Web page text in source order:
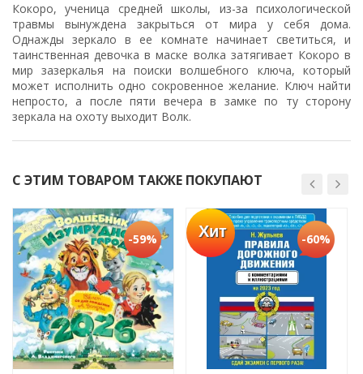
Кокоро, ученица средней школы, из-за психологической
травмы вынуждена закрыться от мира у себя дома.
Однажды зеркало в ее комнате начинает светиться, и
таинственная девочка в маске волка затягивает Кокоро в
мир зазеркалья на поиски волшебного ключа, который
может исполнить одно сокровенное желание. Ключ найти
непросто, а после пяти вечера в замке по ту сторону
зеркала на охоту выходит Волк.
С ЭТИМ ТОВАРОМ ТАКЖЕ ПОКУПАЮТ
-59% Хит -60%